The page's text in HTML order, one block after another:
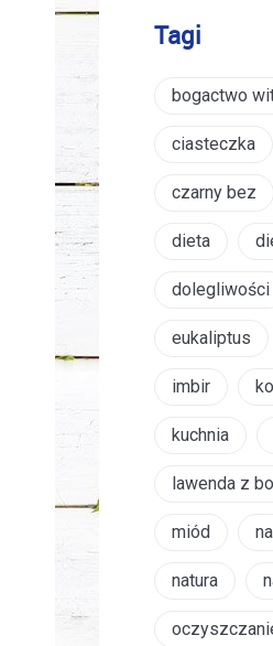
Tagi
bogactwo
ciasteczka
czarny bez
dieta
dolegliwości
eukaliptus
imbir
kuchnia
lawenda z
miód
natura